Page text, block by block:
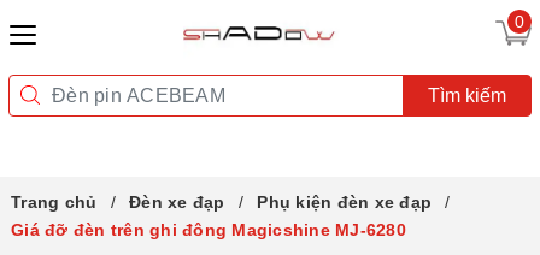
0
Tìm kiếm
Trang chủ Đèn xe đạp
Phụ kiện đèn xe đạp
Giá đỡ đèn trên ghi đông Magicshine MJ-6280